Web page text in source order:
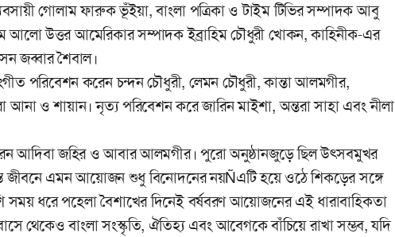
গোলাম ফারুক ভূঁইয়া, বাংলা পত্রিকা ও টাইম টিভির সম্পাদক আবু
আলো উত্তর আমেরিকার সম্পাদক ইব্রাহিম চৌধুরী খোকন, কাহিনীক-এর
জব্বার শৈবাল।
পরিবেশন করেন চন্দন চৌধুরী, লেমন চৌধুরী, কান্তা আলমগীর,
ও শায়ান। নৃত্য পরিবেশন করে জারিন মাইশা, অন্তরা সাহা এবং নীলা
আদিবা জহির ও আবার আলমগীর। পুরো অনুষ্ঠানজুড়ে ছিল উৎসবমুখর
জীবনে এমন আয়োজন শুধু বিনোদনের নয়Ñএটি হয়ে ওঠে শিকড়ের সঙ্গে
ধরে পহেলা বৈশাখের দিনেই বর্ষবরণ আয়োজনের এই ধারাবাহিকতা
থেকেও বাংলা সংস্কৃতি, ঐতিহ্য এবং আবেগকে বাঁচিয়ে রাখা সম্ভব, যদি